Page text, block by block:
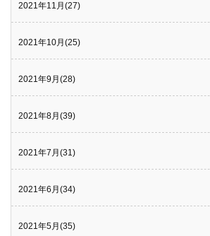
2021年11月(27)
2021年10月(25)
2021年9月(28)
2021年8月(39)
2021年7月(31)
2021年6月(34)
2021年5月(35)